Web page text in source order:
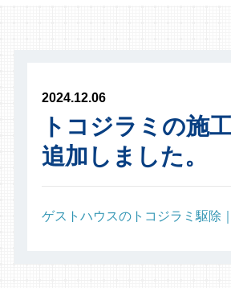
2024.12.06
トコジラミの施
追加しました。
ゲストハウスのトコジラミ駆除